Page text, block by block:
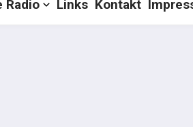
Radio Links Kontakt